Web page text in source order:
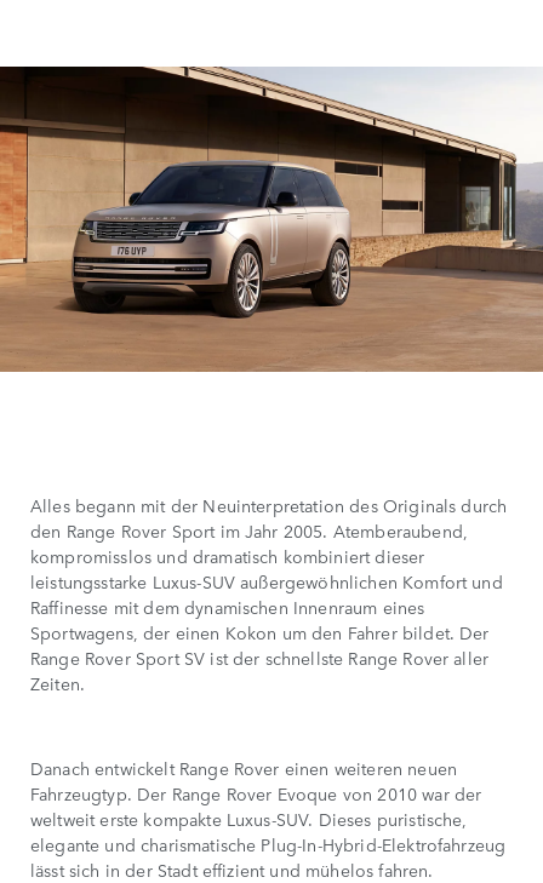
Alles begann mit der Neuinterpretation des Originals durch
den Range Rover Sport im Jahr 2005. Atemberaubend,
kompromisslos und dramatisch kombiniert dieser
leistungsstarke Luxus-SUV außergewöhnlichen Komfort und
Raffinesse mit dem dynamischen Innenraum eines
Sportwagens, der einen Kokon um den Fahrer bildet. Der
Range Rover Sport SV ist der schnellste Range Rover aller
Zeiten.
Danach entwickelt Range Rover einen weiteren neuen
Fahrzeugtyp. Der Range Rover Evoque von 2010 war der
weltweit erste kompakte Luxus-SUV. Dieses puristische,
elegante und charismatische Plug-In-Hybrid-Elektrofahrzeug
lässt sich in der Stadt effizient und mühelos fahren.